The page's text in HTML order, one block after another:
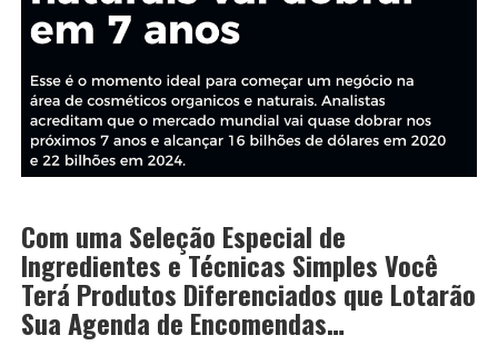
Com uma Seleção Especial de
Ingredientes e Técnicas Simples Você
Terá Produtos Diferenciados que Lotarão
Sua Agenda de Encomendas…